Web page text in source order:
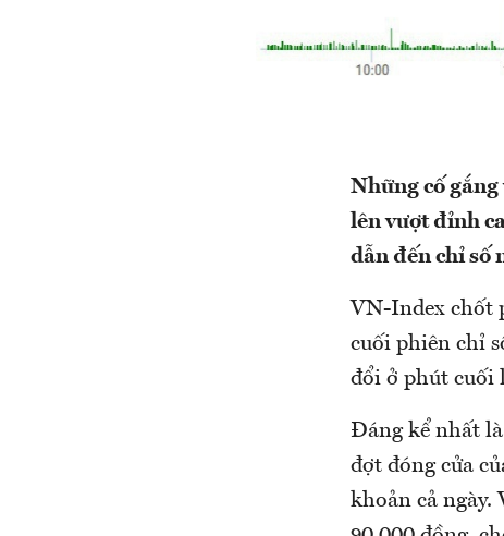
Những cố
lên vượt đỉnh
dẫn đến chỉ số
VN-Index chốt
cuối phiên chỉ
đổi ở phút cuối
Đáng kể nhất
đợt đóng cửa
khoản cả